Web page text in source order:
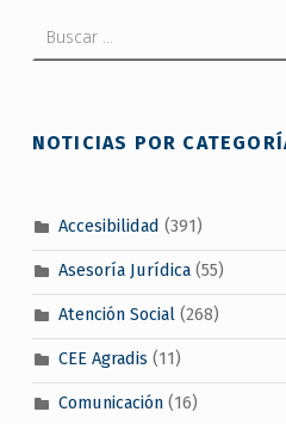
NOTICIAS POR
Accesibilidad (391)
Asesoría Jurídica(55)
Atención Social(268)
CEE Agradis (11)
Comunicación(16)